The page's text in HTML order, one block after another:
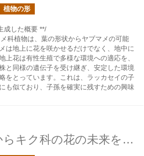
植物の形
成した概要 **/
科植物は、葉の形状からヤブマメの可能
は地上に花を咲かせるだけでなく、地中に
上花は有性生殖で多様な環境への適応を、
と同様の遺伝子を受け継ぎ、安定した環境
をとっています。これは、ラッカセイの子
も似ており、子孫を確実に残すための興味
ノゲシの花からキク科の花の未来を思う